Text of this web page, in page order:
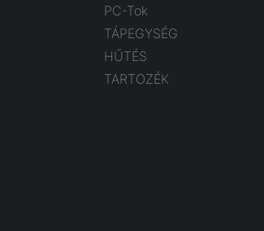
PC-Tok
TÁPEGYSÉG
HŰTÉS
TARTOZÉK